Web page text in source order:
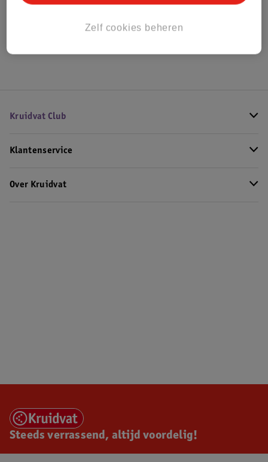
Kruidvat Club
Klantenservice
Over Kruidvat
Steeds verrassend, altijd voordelig!
Zelf cookies beheren